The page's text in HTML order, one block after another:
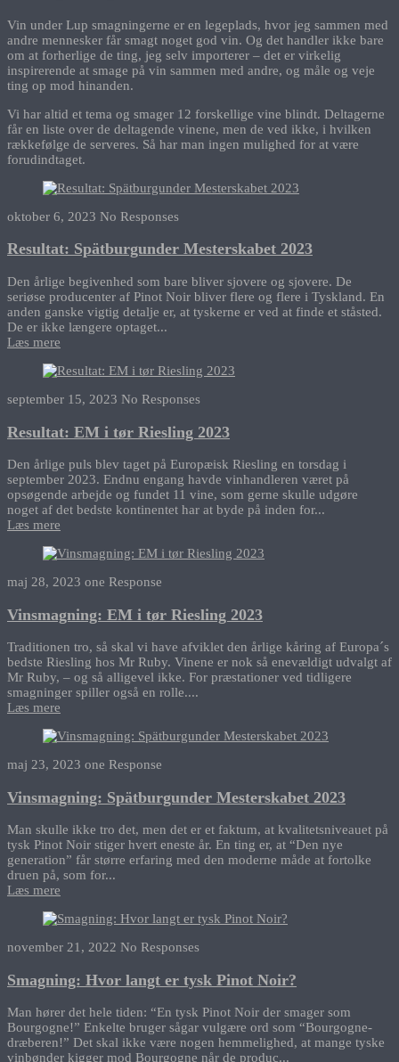
Vin under Lup smagningerne er en legeplads, hvor jeg sammen med
andre mennesker får smagt noget god vin. Og det handler ikke bare
om at forherlige de ting, jeg selv importerer – det er virkelig
inspirerende at smage på vin sammen med andre, og måle og veje
ting op mod hinanden.
Vi har altid et tema og smager 12 forskellige vine blindt. Deltagerne
får en liste over de deltagende vinene, men de ved ikke, i hvilken
rækkefølge de serveres. Så har man ingen mulighed for at være
forudindtaget.
oktober 6, 2023 No Responses
Resultat: Spätburgunder Mesterskabet 2023
Den årlige begivenhed som bare bliver sjovere og sjovere. De
seriøse producenter af Pinot Noir bliver flere og flere i Tyskland. En
anden ganske vigtig detalje er, at tyskerne er ved at finde et ståsted.
De er ikke længere optaget...
Læs mere
september 15, 2023 No Responses
Resultat: EM i tør Riesling 2023
Den årlige puls blev taget på Europæisk Riesling en torsdag i
september 2023. Endnu engang havde vinhandleren været på
opsøgende arbejde og fundet 11 vine, som gerne skulle udgøre
noget af det bedste kontinentet har at byde på inden for...
Læs mere
maj 28, 2023 one Response
Vinsmagning: EM i tør Riesling 2023
Traditionen tro, så skal vi have afviklet den årlige kåring af Europa´s
bedste Riesling hos Mr Ruby. Vinene er nok så enevældigt udvalgt af
Mr Ruby, – og så alligevel ikke. For præstationer ved tidligere
smagninger spiller også en rolle....
Læs mere
maj 23, 2023 one Response
Vinsmagning: Spätburgunder Mesterskabet 2023
Man skulle ikke tro det, men det er et faktum, at kvalitetsniveauet på
tysk Pinot Noir stiger hvert eneste år. En ting er, at “Den nye
generation” får større erfaring med den moderne måde at fortolke
druen på, som for...
Læs mere
november 21, 2022 No Responses
Smagning: Hvor langt er tysk Pinot Noir?
Man hører det hele tiden: “En tysk Pinot Noir der smager som
Bourgogne!” Enkelte bruger sågar vulgære ord som “Bourgogne-
dræberen!” Det skal ikke være nogen hemmelighed, at mange tyske
vinbønder kigger mod Bourgogne når de produc...